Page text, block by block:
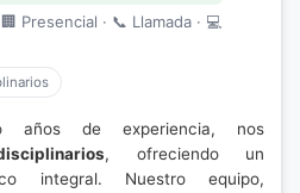
Presencial · 📞 Llamada · 💻
de experiencia, nos
, ofreciendo un
integral. Nuestro equipo,